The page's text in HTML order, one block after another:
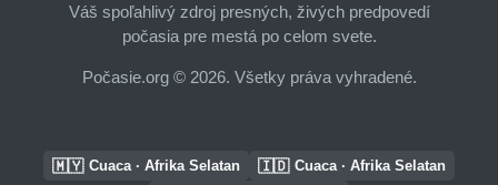
Váš spoľahlivý zdroj presných, živých predpovedí
počasia pre mestá po celom svete.
Počasie.org © 2026. Všetky práva vyhradené.
🇲🇾 Cuaca · Afrika Selatan 🇮🇩 Cuaca · Afrika Selatan